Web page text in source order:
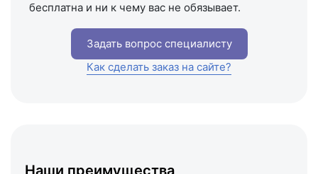
Наши преимущества
бесплатна и ни к чему вас не обязывает.
Задать вопрос специалисту
Как сделать заказ на сайте?